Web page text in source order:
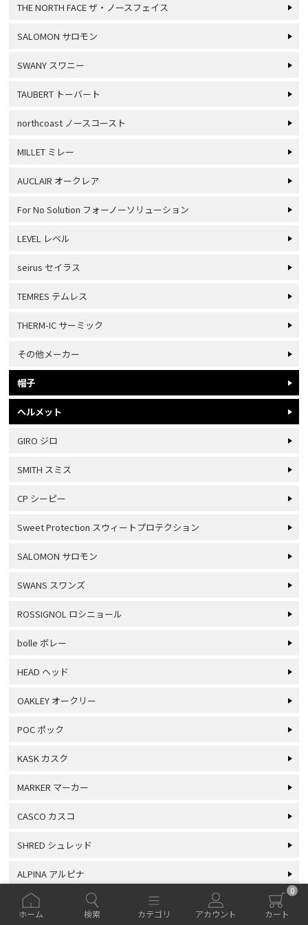
ホーム 検索 カテゴリ アカウント
0
カート
THE NORTH FACE ザ・ノースフェイス
SALOMON サロモン
SWANY スワニー
TAUBERT トーバート
northcoast ノースコースト
MILLET ミレー
AUCLAIR オークレア
For No Solution フォーノーソリューション
LEVEL レベル
seirus セイラス
TEMRES テムレス
THERM-IC サーミック
その他メーカー
帽子
ヘルメット
GIRO ジロ
SMITH スミス
CP シーピー
Sweet Protection スウィートプロテクション
SALOMON サロモン
SWANS スワンズ
ROSSIGNOL ロシニョール
bolle ボレー
HEAD ヘッド
OAKLEY オークリー
POC ポック
KASK カスク
MARKER マーカー
CASCO カスコ
SHRED シュレッド
ALPINA アルピナ
BRIKO ブリコ